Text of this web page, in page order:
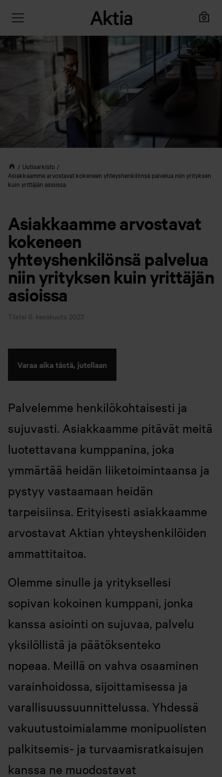
Uutisarkisto
Asiakkaamme arvostavat kokeneen yhteyshenkilönsä palvelua niin yrityksen
kuin yrittäjän asioissa
Asiakkaamme arvostavat
kokeneen
yhteyshenkilönsä palvelua
niin yrityksen kuin yrittäjän
asioissa
Tiistai 6. kesäkuuta 2023
Varaa aika tästä, jutellaan
Palvelemme henkilökohtaisesti ja
sujuvasti. Asiakkaamme pitävät meitä
luotettavana kumppanina, joka
ymmärtää heidän liiketoimintaansa ja
pystyy vastaamaan heidän
tarpeisiinsa. Erityisesti asiakkaamme
arvostavat Aktian yhteyshenkilöiden
ammattitaitoa.
Olemme sinulle ja yrityksellesi
sopivan kokoinen kumppani, jonka
kanssa asiointi on sujuvaa, palvelu
yksilöllistä ja päätöksenteko
nopeaa. Meillä on vahva osaaminen
varainhoidossa, sijoittamisessa ja
varallisuussuunnittelussa. Yhdessä
vakuutustoimialamme monipuolisten
palkitsemis- ja turvaamisratkaisujen
kanssa ne muodostavat